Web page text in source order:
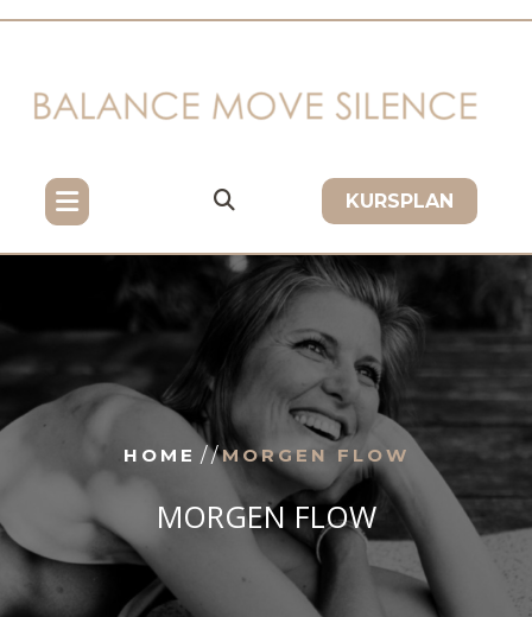
KURSPLAN
HOME / /MORGEN FLOW
MORGEN FLOW